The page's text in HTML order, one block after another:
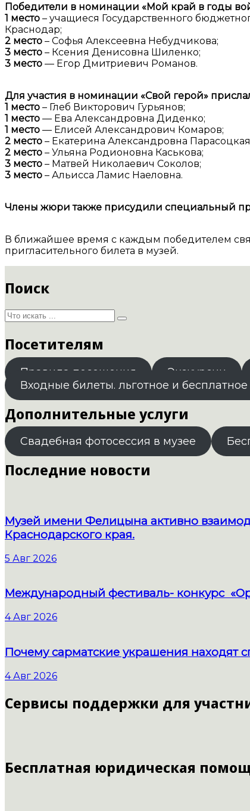
Победители в номинации «Мой край в годы
1 место – учащиеся Государственного
Краснодар;
2 место – Софья Алексеевна Небудчикова;
3 место – Ксения Денисовна Шиленко;
3 место — Егор Дмитриевич Романов.
Для участия в номинации «Свой герой»
1 место – Глеб Викторович Гурьянов;
1 место — Ева Александровна Диденко;
1 место — Елисей Александрович Комаров;
2 место – Екатерина Александровна
2 место – Ульяна Родионовна Каськова;
3 место – Матвей Николаевич Соколов;
3 место – Альисса Ламис Наеловна.
Члены жюри также присудили специальный
В ближайшее время с каждым победителем
пригласительного билета в музей.
Поиск
Посетителям
Правила посещения Экскурсии
Входные билеты. льготное и
Дополнительные услуги
Свадебная фотосессия в музее
Последние новости
Музей имени Фелицына активно
Краснодарского края.
5 Авг 2026
Международный фестиваль- конкурс
4 Авг 2026
Почему сарматские украшения находят
4 Авг 2026
Сервисы поддержки для
Бесплатная юридическая